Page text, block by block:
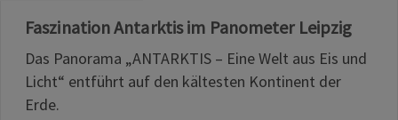
Faszination Antarktis im Panometer Leipzig
Das Panorama „ANTARKTIS – Eine Welt aus Eis und
Licht“ entführt auf den kältesten Kontinent der
Erde.